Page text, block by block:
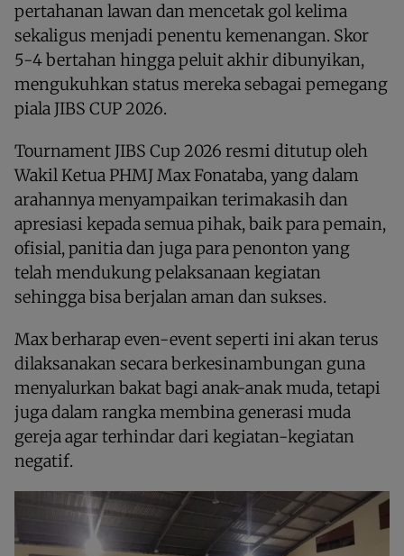
pertahanan lawan dan mencetak gol kelima
sekaligus menjadi penentu kemenangan. Skor
5-4 bertahan hingga peluit akhir dibunyikan,
mengukuhkan status mereka sebagai pemegang
piala JIBS CUP 2026.
Tournament JIBS Cup 2026 resmi ditutup oleh
Wakil Ketua PHMJ Max Fonataba, yang dalam
arahannya menyampaikan terimakasih dan
apresiasi kepada semua pihak, baik para pemain,
ofisial, panitia dan juga para penonton yang
telah mendukung pelaksanaan kegiatan
sehingga bisa berjalan aman dan sukses.
Max berharap even-event seperti ini akan terus
dilaksanakan secara berkesinambungan guna
menyalurkan bakat bagi anak-anak muda, tetapi
juga dalam rangka membina generasi muda
gereja agar terhindar dari kegiatan-kegiatan
negatif.